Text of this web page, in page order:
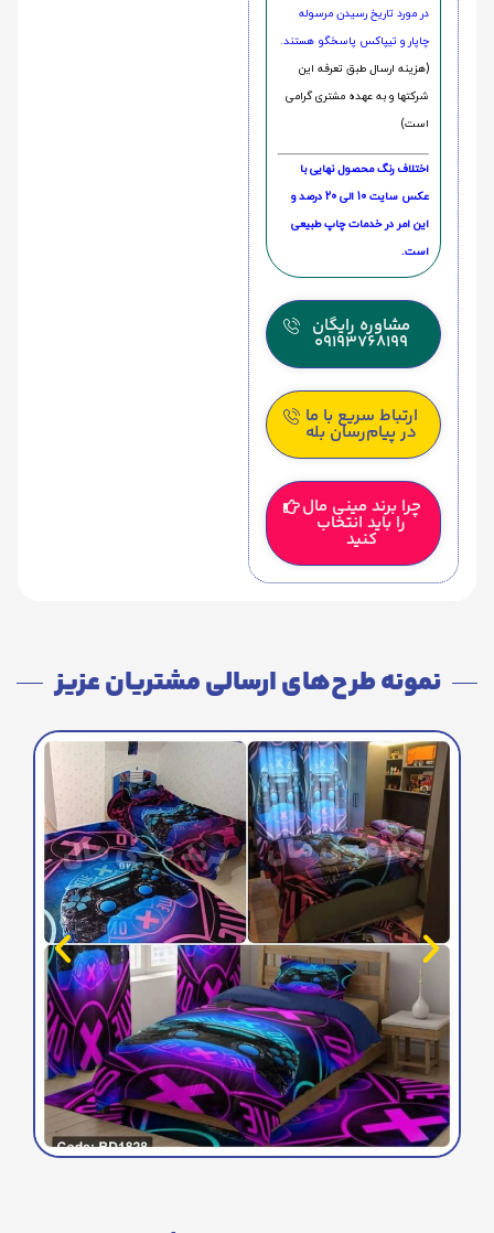
در مورد تاریخ رسیدن مرسوله
چاپار و تیپاکس پاسخگو هستند.
(هزینه ارسال طبق تعرفه این
شرکتها و به عهده مشتری گرامی
است)
اختلاف رنگ محصول نهایی با
عکس سایت 10 الی 20 درصد و
این امر در خدمات چاپ طبیعی
است.
مشاوره رایگان
09193768199
ارتباط سریع با ما
در پیام‌رسان بله
چرا برند مینی مال
را باید انتخاب
کنید
نمونه طرح‌های ارسالی مشتریان عزیز